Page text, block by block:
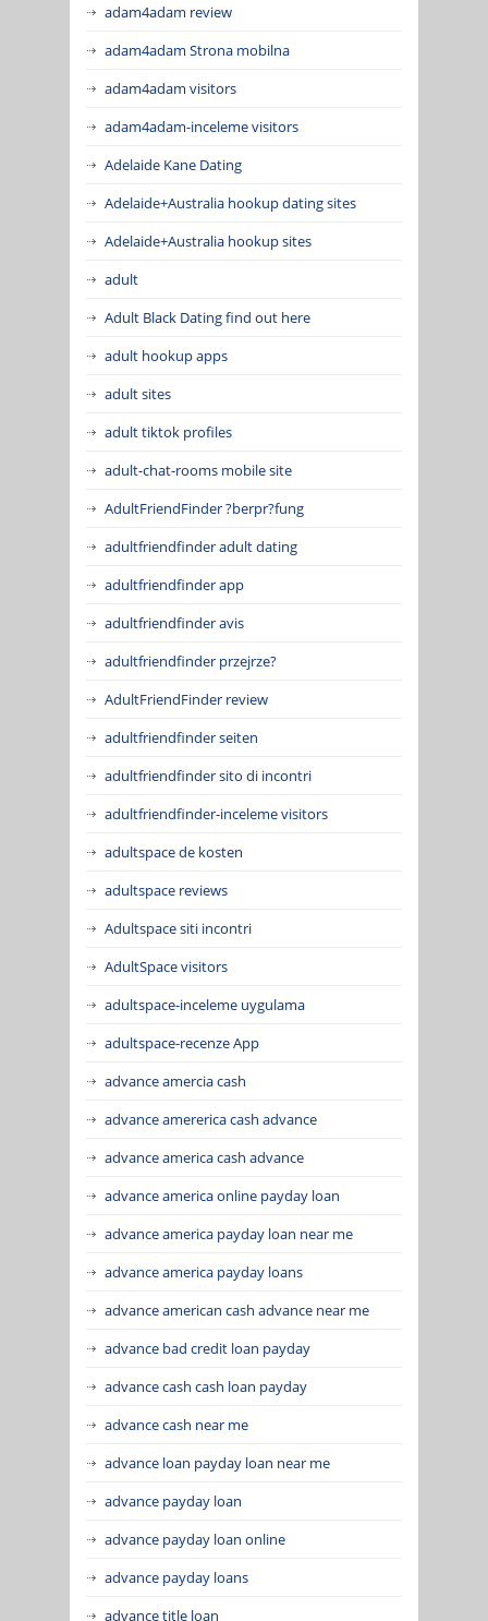
adam4adam review
adam4adam Strona mobilna
adam4adam visitors
adam4adam-inceleme visitors
Adelaide Kane Dating
Adelaide+Australia hookup dating sites
Adelaide+Australia hookup sites
adult
Adult Black Dating find out here
adult hookup apps
adult sites
adult tiktok profiles
adult-chat-rooms mobile site
AdultFriendFinder ?berpr?fung
adultfriendfinder adult dating
adultfriendfinder app
adultfriendfinder avis
adultfriendfinder przejrze?
AdultFriendFinder review
adultfriendfinder seiten
adultfriendfinder sito di incontri
adultfriendfinder-inceleme visitors
adultspace de kosten
adultspace reviews
Adultspace siti incontri
AdultSpace visitors
adultspace-inceleme uygulama
adultspace-recenze App
advance amercia cash
advance amererica cash advance
advance america cash advance
advance america online payday loan
advance america payday loan near me
advance america payday loans
advance american cash advance near me
advance bad credit loan payday
advance cash cash loan payday
advance cash near me
advance loan payday loan near me
advance payday loan
advance payday loan online
advance payday loans
advance title loan